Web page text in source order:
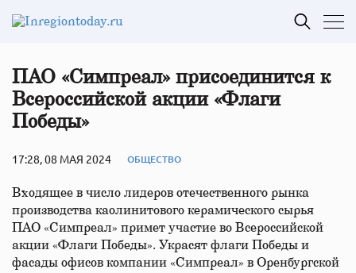
ПАО «Симпреал» присоединится к
Всероссийской акции «Флаги
Победы»
17:28, 08 МАЯ 2024 ОБЩЕСТВО
Входящее в число лидеров отечественного рынка
производства каолинитового керамического сырья
ПАО «Симпреал» примет участие во Всероссийской
акции «Флаги Победы». Украсят флаги Победы и
фасады офисов компании «Симпреал» в Оренбургской